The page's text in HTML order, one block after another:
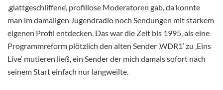
‚glattgeschliffene‘, profillose Moderatoren gab, da konnte
man im damaligen Jugendradio noch Sendungen mit starkem
eigenen Profil entdecken. Das war die Zeit bis 1995, als eine
Programmreform plötzlich den alten Sender ‚WDR1‘ zu ‚Eins
Live‘ mutieren ließ, ein Sender der mich damals sofort nach
seinem Start einfach nur langweilte.